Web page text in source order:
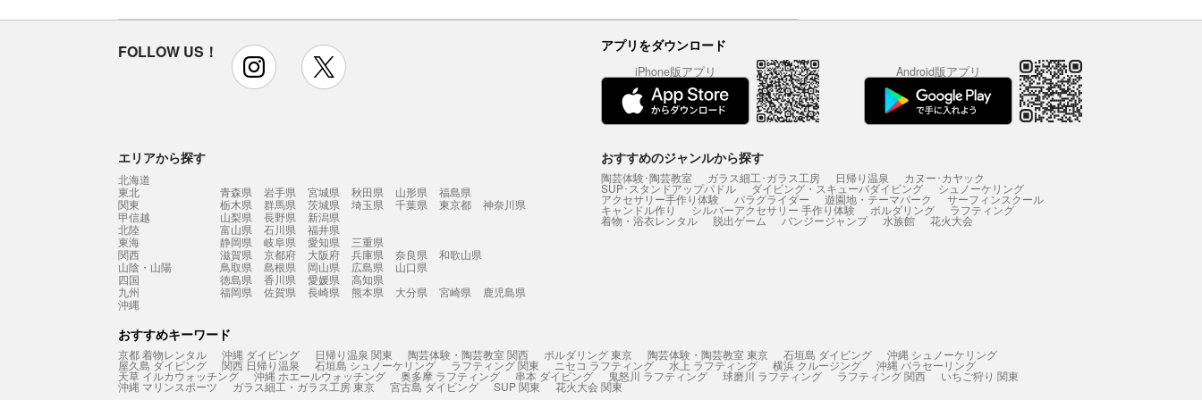
FOLLOW US！ instagram アプリをダウンロード
iPhone版アプリ Android版アプリ
エリアから探す
北海道
東北
青森県 岩手県 宮城県 秋田県 山形県
福島県
関東
栃木県 群馬県 茨城県 埼玉県 千葉県 東京都
神奈川県
甲信越
山梨県 長野県
新潟県
北陸
富山県 石川県
福井県
東海
静岡県 岐阜県 愛知県
三重県
関西
滋賀県 京都府 大阪府 兵庫県 奈良県
和歌山県
山陰・山陽
鳥取県 島根県 岡山県 広島県
山口県
四国
徳島県 香川県 愛媛県
高知県
九州
福岡県 佐賀県 長崎県 熊本県 大分県 宮崎県
鹿児島県
沖縄
おすすめのジャンルから探す
陶芸体験･陶芸教室 ガラス細工･ガラス工房 日帰り温泉 カヌー･カヤック
SUP･スタンドアップパドル ダイビング・スキューバダイビング シュノーケリング
アクセサリー手作り体験 パラグライダー 遊園地・テーマパーク サーフィンスクール
キャンドル作り シルバーアクセサリー 手作り体験 ボルダリング ラフティング
着物・浴衣レンタル 脱出ゲーム バンジージャンプ 水族館 花火大会
おすすめキーワード
京都 着物レンタル 沖縄 ダイビング 日帰り温泉 関東 陶芸体験・陶芸教室 関西 ボルダリング 東京 陶芸体験・陶芸教室 東京 石垣島 ダイビング 沖縄 シュノーケリング
屋久島 ダイビング 関西 日帰り温泉 石垣島 シュノーケリング ラフティング 関東 ニセコ ラフティング 水上 ラフティング 横浜 クルージング 沖縄 パラセーリング
天草 イルカウォッチング 沖縄 ホエールウォッチング 奥多摩 ラフティング 串本 ダイビング 鬼怒川 ラフティング 球磨川 ラフティング ラフティング 関西 いちご狩り 関東
沖縄 マリンスポーツ ガラス細工・ガラス工房 東京 宮古島 ダイビング SUP 関東 花火大会 関東